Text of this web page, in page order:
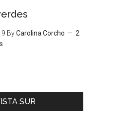
ByCarolina Corcho
2
SUR